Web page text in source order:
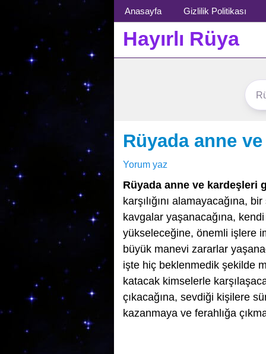
Menü
Anasayfa Gizlilik Politikası
Hayırlı Rüya
Rüyada anne
Yorum yaz
Rüyada anne ve kardeşleri
karşılığını alamayacağına,
kavgalar yaşanacağına,
yükseleceğine, önemli işlere
büyük manevi zararlar
işte hiç beklenmedik şekilde
katacak kimselerle
çıkacağına, sevdiği kişilere
kazanmaya ve ferahlığa